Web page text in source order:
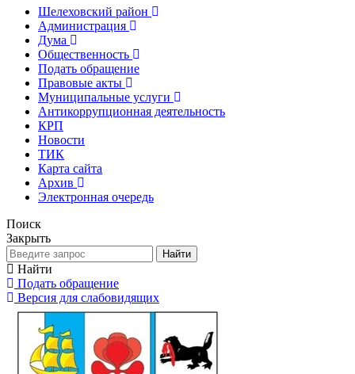
Шелеховский район
Администрация
Дума
Общественность
Подать обращение
Правовые акты
Муниципальные услуги
Антикоррупционная деятельность
КРП
Новости
ТИК
Карта сайта
Архив
Электронная очередь
Поиск
Закрыть
Найти
Найти
Подать обращение
Версия для слабовидящих